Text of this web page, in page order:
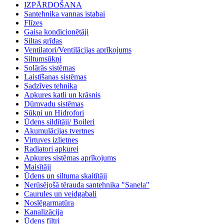
IZPĀRDOŠANA
Santehnika vannas istabai
Flīzes
Gaisa kondicionētāji
Siltas grīdas
Ventilatori/Ventilācijas aprīkojums
Siltumsūkņi
Solārās sistēmas
Laistīšanas sistēmas
Sadzīves tehnika
Apkures katli un krāsnis
Dūmvadu sistēmas
Sūkņi un Hidrofori
Ūdens sildītāji/ Boileri
Akumulācijas tvertnes
Virtuves izlietnes
Radiatori apkurei
Apkures sistēmas aprīkojums
Maisītāji
Ūdens un siltuma skaitītāji
Nerūsējošā tērauda santehnika "Sanela"
Caurules un veidgabali
Noslēgarmatūra
Kanalizācija
Ūdens filtri